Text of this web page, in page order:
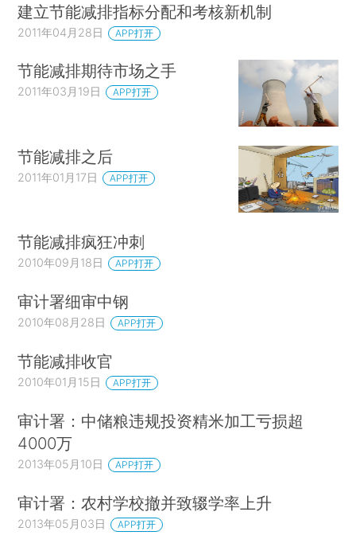
建立节能减排指标分配和考核新机制
2011年04月28日 APP打开
节能减排期待市场之手
2011年03月19日 APP打开
节能减排之后
2011年01月17日 APP打开
节能减排疯狂冲刺
2010年09月18日 APP打开
审计署细审中钢
2010年08月28日 APP打开
节能减排收官
2010年01月15日 APP打开
审计署：中储粮违规投资精米加工亏损超
4000万
2013年05月10日 APP打开
审计署：农村学校撤并致辍学率上升
2013年05月03日 APP打开